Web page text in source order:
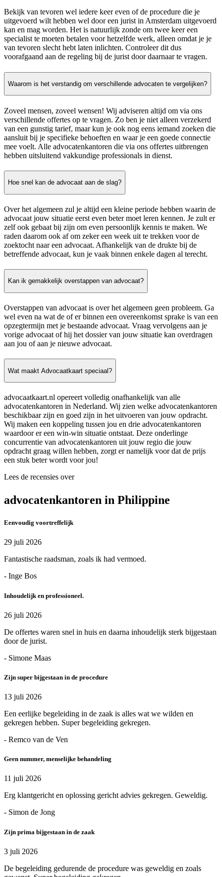
Bekijk van tevoren wel iedere keer even of de procedure die je
uitgevoerd wilt hebben wel door een jurist in Amsterdam uitgevoerd
kan en mag worden. Het is natuurlijk zonde om twee keer een
specialist te moeten betalen voor hetzelfde werk, alleen omdat je je
van tevoren slecht hebt laten inlichten. Controleer dit dus
voorafgaand aan de regeling bij de jurist door daarnaar te vragen.
Waarom is het verstandig om verschillende advocaten te vergelijken?
Zoveel mensen, zoveel wensen! Wij adviseren altijd om via ons
verschillende offertes op te vragen. Zo ben je niet alleen verzekerd
van een gunstig tarief, maar kun je ook nog eens iemand zoeken die
aansluit bij je specifieke behoeften en waar je een goede connectie
mee voelt. Alle advocatenkantoren die via ons offertes uitbrengen
hebben uitsluitend vakkundige professionals in dienst.
Hoe snel kan de advocaat aan de slag?
Over het algemeen zul je altijd een kleine periode hebben waarin de
advocaat jouw situatie eerst even beter moet leren kennen. Je zult er
zelf ook gebaat bij zijn om even persoonlijk kennis te maken. We
raden daarom ook af om zeker een week uit te trekken voor de
zoektocht naar een advocaat. Afhankelijk van de drukte bij de
betreffende advocaat, kun je vaak binnen enkele dagen al terecht.
Kan ik gemakkelijk overstappen van advocaat?
Overstappen van advocaat is over het algemeen geen probleem. Ga
wel even na wat de of er binnen een overeenkomst sprake is van een
opzegtermijn met je bestaande advocaat. Vraag vervolgens aan je
vorige advocaat of hij het dossier van jouw situatie kan overdragen
aan jou of aan je nieuwe advocaat.
Wat maakt Advocaatkaart speciaal?
advocaatkaart.nl opereert volledig onafhankelijk van alle
advocatenkantoren in Nederland. Wij zien welke advocatenkantoren
beschikbaar zijn en goed zijn in het uitvoeren van jouw opdracht.
Wij maken een koppeling tussen jou en drie advocatenkantoren
waardoor er een win-win situatie ontstaat. Deze onderlinge
concurrentie van advocatenkantoren uit jouw regio die jouw
opdracht graag willen hebben, zorgt er namelijk voor dat de prijs
een stuk beter wordt voor jou!
Lees de recensies over
advocatenkantoren in Philippine
Eenvoudig voortreffelijk
29 juli 2026
Fantastische raadsman, zoals ik had vermoed.
- Inge Bos
Inhoudelijk en professioneel.
26 juli 2026
De offertes waren snel in huis en daarna inhoudelijk sterk bijgestaan
door de jurist.
- Simone Maas
Zijn super bijgestaan in de procedure
13 juli 2026
Een eerlijke begeleiding in de zaak is alles wat we wilden en
gekregen hebben. Super begeleiding gekregen.
- Remco van de Ven
Geen nummer, menselijke behandeling
11 juli 2026
Erg klantgericht en oplossing gericht advies gekregen. Geweldig.
- Simon de Jong
Zijn prima bijgestaan in de zaak
3 juli 2026
De begeleiding gedurende de procedure was geweldig en zoals